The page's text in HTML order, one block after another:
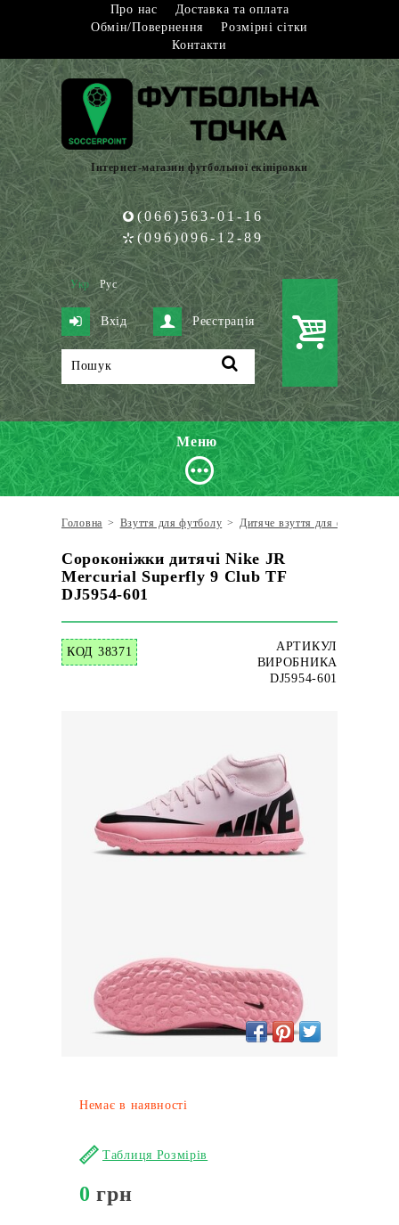
Про нас
Доставка та оплата
Обмін/Повернення
Розмірні сітки
Контакти
Інтернет-магазин футбольної екіпіровки
(066)563-01-16
(096)096-12-89
Укр Рус
Вхід Реєстрація
Меню
Головна > Взуття для футболу > Дитяче взуття для футболу
Сороконіжки дитячі Nike JR
Mercurial Superfly 9 Club TF
DJ5954-601
КОД 38371
АРТИКУЛ
ВИРОБНИКА
DJ5954-601
Немає в наявності
Таблиця Розмірів
0 грн